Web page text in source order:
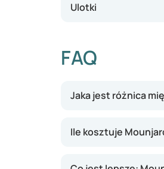
Ulotki
FAQ
Jaka jest różnica
Ile kosztuje